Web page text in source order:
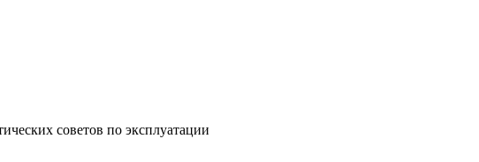
советов по эксплуатации